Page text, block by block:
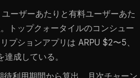
ユーザーあたりと有料ユーザーあた
トップクォータイルのコンシュー
プションアプリは ARPU $2〜5、
成している。
待利用期間から算出。月次チャーン